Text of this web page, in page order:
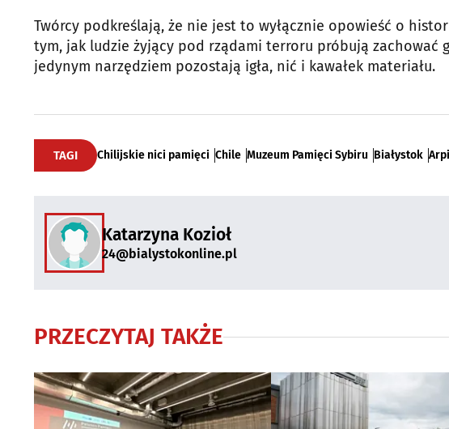
Twórcy podkreślają, że nie jest to wyłącznie opowieść o
tym, jak ludzie żyjący pod rządami terroru próbują zachować
jedynym narzędziem pozostają igła, nić i kawałek materiału.
TAGI Chilijskie nici pamięci Chile Muzeum Pamięci Sybiru Białystok
Katarzyna Kozioł
24@bialystokonline.pl
PRZECZYTAJ TAKŻE